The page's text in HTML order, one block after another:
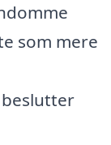
som mere